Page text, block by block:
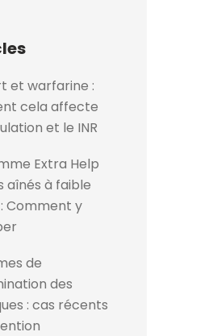
et warfarine :
cela affecte
et le INR
Extra Help
aînés à faible
Comment y
de
des
: cas récents